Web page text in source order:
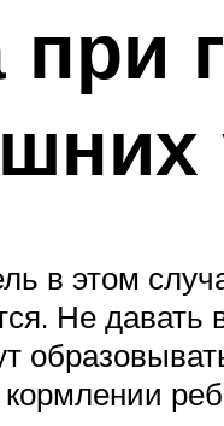
при
в этом
Не